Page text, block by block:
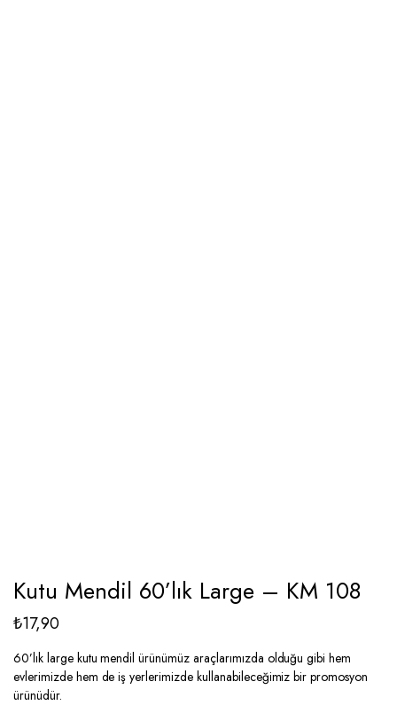
Kutu Mendil 60’lık Large – KM 108
₺17,90
60’lık large kutu mendil ürünümüz araçlarımızda olduğu gibi hem
evlerimizde hem de iş yerlerimizde kullanabileceğimiz bir promosyon
ürünüdür.